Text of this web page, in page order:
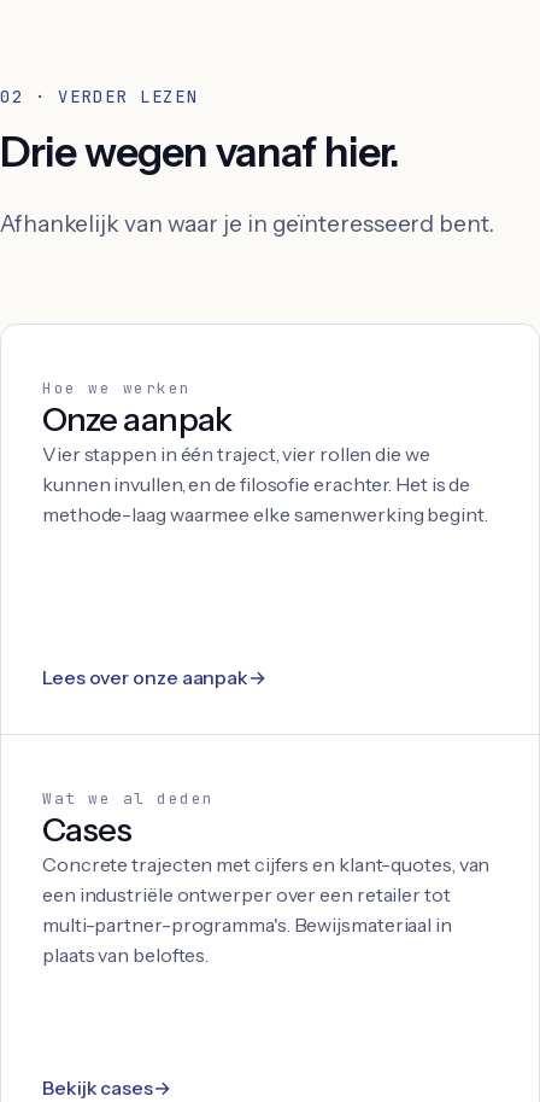
02 · VERDER LEZEN
Drie wegen vanaf hier.
Afhankelijk van waar je in geïnteresseerd bent.
Hoe we werken
Onze aanpak
Vier stappen in één traject, vier rollen die we
kunnen invullen, en de filosofie erachter. Het is de
methode-laag waarmee elke samenwerking begint.
Lees over onze aanpak
Wat we al deden
Cases
Concrete trajecten met cijfers en klant-quotes, van
een industriële ontwerper over een retailer tot
multi-partner-programma's. Bewijsmateriaal in
plaats van beloftes.
Bekijk cases